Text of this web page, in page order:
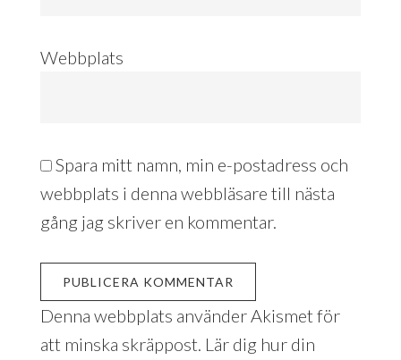
Webbplats
Spara mitt namn, min e-postadress och
webbplats i denna webbläsare till nästa
gång jag skriver en kommentar.
Denna webbplats använder Akismet för
att minska skräppost. Lär dig hur din